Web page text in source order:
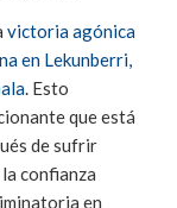
victoria agónica
en Lekunberri,
. Esto
que está
de sufrir
confianza
en